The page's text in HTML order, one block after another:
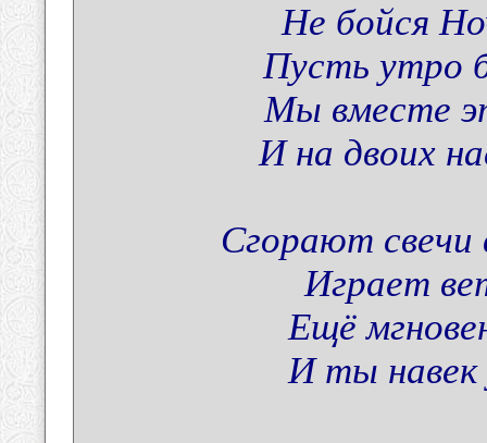
Не бойся
Пусть утро
Мы вместе
И на двоих
Сгорают
Играет
Ещё
И ты